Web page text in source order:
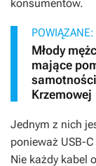
konsumentów.
POWIĄZANE:
Młody
mające
Krzemowej
Jednym z nich
ponieważ USB-
Nie każdy kabel